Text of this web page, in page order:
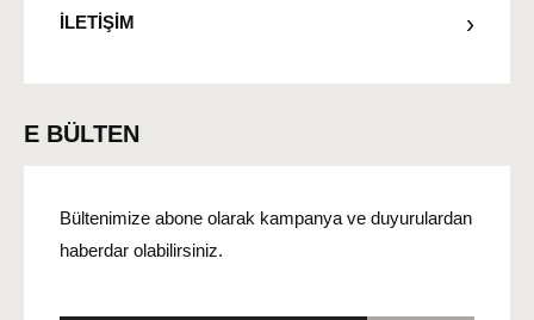
İLETİŞİM
E BÜLTEN
Bültenimize abone olarak kampanya ve duyurulardan
haberdar olabilirsiniz.